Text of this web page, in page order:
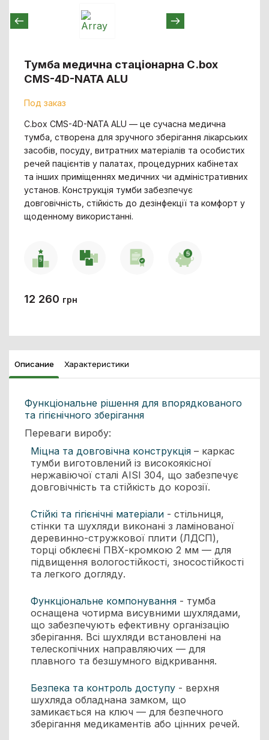
Тумба медична стаціонарна C.box
CMS-4D-NATA ALU
Под заказ
C.box CMS-4D-NATA ALU — це сучасна медична
тумба, створена для зручного зберігання лікарських
засобів, посуду, витратних матеріалів та особистих
речей пацієнтів у палатах, процедурних кабінетах
та інших приміщеннях медичних чи адміністративних
установ. Конструкція тумби забезпечує
довговічність, стійкість до дезінфекції та комфорт у
щоденному використанні.
12 260 грн
Описание Характеристики
Функціональне рішення для впорядкованого
та гігієнічного зберігання
Переваги виробу:
Міцна та довговічна конструкція– каркас
тумби виготовлений із високоякісної
нержавіючої сталі AISI 304, що забезпечує
довговічність та стійкість до корозії.
Стійкі та гігієнічні матеріали- стільниця,
стінки та шухляди виконані з ламінованої
деревинно-стружкової плити (ЛДСП),
торці обклеєні ПВХ-кромкою 2 мм — для
підвищення вологостійкості, зносостійкості
та легкого догляду.
Функціональне компонування- тумба
оснащена чотирма висувними шухлядами,
що забезпечують ефективну організацію
зберігання. Всі шухляди встановлені на
телескопічних направляючих — для
плавного та безшумного відкривання.
Безпека та контроль доступу- верхня
шухляда обладнана замком, що
замикається на ключ — для безпечного
зберігання медикаментів або цінних речей.